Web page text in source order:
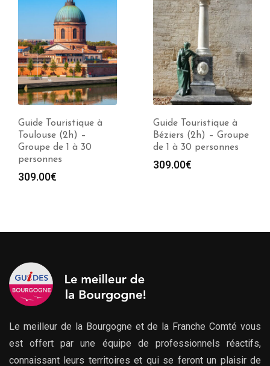
Guide Touristique à
Toulouse (2h) –
Groupe de 1 à 30
personnes
309.00€
Guide Touristique à
Béziers (2h) – Groupe
de 1 à 30 personnes
309.00€
Le meilleur de la Bourgogne et de la Franche Comté vous
est offert par une équipe de professionnels réactifs,
connaissant leurs territoires et qui se feront un plaisir de